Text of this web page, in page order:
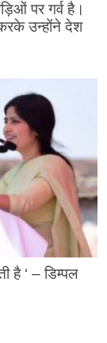
पर गर्व है।
उन्होंने देश
है ‘ – डिम्पल